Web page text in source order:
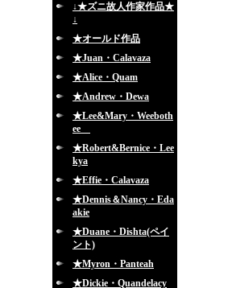
↓★ズニ故人作家作品★
↓
★オールド作品
★Juan・Calavaza
★Alice・Quam
★Andrew・Dewa
★Lee&Mary・Weeboth
ee
★Robert&Bernice・Lee
kya
★Effie・Calavaza
★Dennis＆Nancy・Eda
akie
★Duane・Dishta(ペイ
ント)
★Myron・Panteah
★Dickie・Quandelacy